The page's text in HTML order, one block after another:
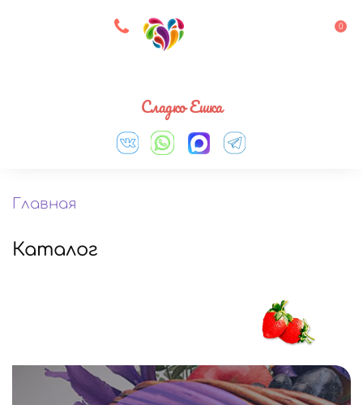
8 927 083 33 05 0
Сладко Ешка
Главная
Каталог